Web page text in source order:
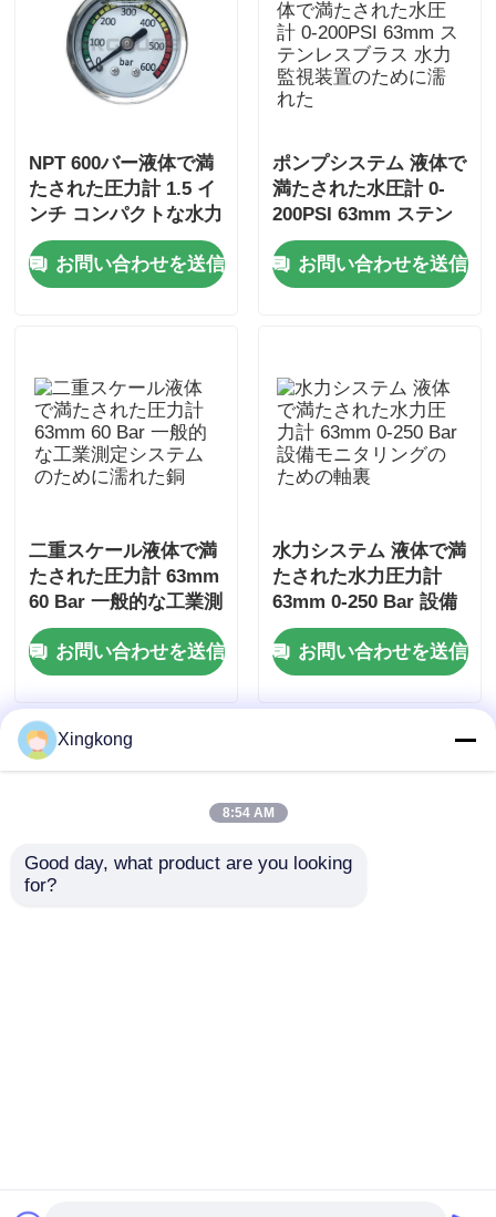
NPT 600バー液体で満
たされた圧力計 1.5 イ
ンチ コンパクトな水力
モニタリングのための
軸式マウントステンレ
ス鋼
お問い合わせを送信
ポンプシステム 液体で
満たされた水圧計 0-
200PSI 63mm ステン
レスブラス 水力監視装
置のために濡れた
お問い合わせを送信
二重スケール液体で満
たされた圧力計 63mm
60 Bar 一般的な工業測
定システムのために濡
れた銅お問い合わせを送信
水力システム 液体で満
たされた水力圧力計
63mm 0-250 Bar 設備
モニタリングのための
軸裏お問い合わせを送信
Xingkong
8:54 AM
Good day, what product are you looking
for?